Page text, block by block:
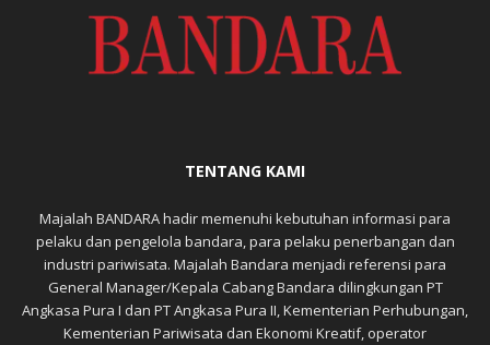
TENTANG KAMI
Majalah BANDARA hadir memenuhi kebutuhan informasi para
pelaku dan pengelola bandara, para pelaku penerbangan dan
industri pariwisata. Majalah Bandara menjadi referensi para
General Manager/Kepala Cabang Bandara dilingkungan PT
Angkasa Pura I dan PT Angkasa Pura II, Kementerian Perhubungan,
Kementerian Pariwisata dan Ekonomi Kreatif, operator